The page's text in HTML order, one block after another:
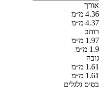
אורך
4.36 מ״מ
4.37 מ״מ
רוחב
1.97 מ״מ
1.9 מ״מ
גובה
1.61 מ״מ
1.61 מ״מ
בסיס גלגלים